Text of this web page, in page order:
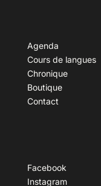
Agenda
Cours de langues
Chronique
Boutique
Contact
Facebook
Instagram